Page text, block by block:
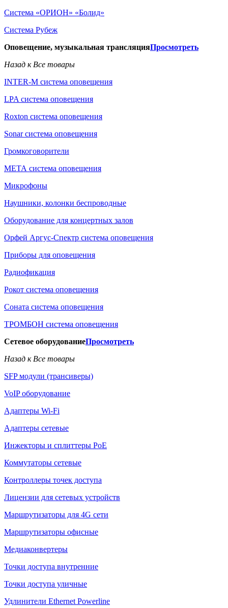
Система «ОРИОН» «Болид»
Система Рубеж
Оповещение, музыкальная трансляцияПросмотреть
Назад к Все товары
INTER-M система оповещения
LPA система оповещения
Roxton система оповещения
Sonar система оповещения
Громкоговорители
МЕТА система оповещения
Микрофоны
Наушники, колонки беспроводные
Оборудование для концертных залов
Орфей Аргус-Спектр система оповещения
Приборы для оповещения
Радиофикация
Рокот система оповещения
Соната система оповещения
ТРОМБОН система оповещения
Сетевое оборудованиеПросмотреть
Назад к Все товары
SFP модули (трансиверы)
VoIP оборудование
Адаптеры Wi-Fi
Адаптеры сетевые
Инжекторы и сплиттеры РоЕ
Коммутаторы сетевые
Контроллеры точек доступа
Лицензии для сетевых устройств
Маршрутизаторы для 4G сети
Маршрутизаторы офисные
Медиаконвертеры
Точки доступа внутренние
Точки доступа уличные
Удлинители Ethernet Powerline